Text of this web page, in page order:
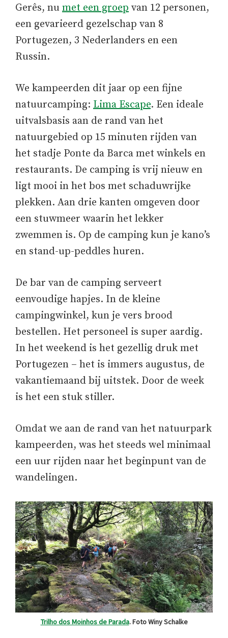
Gerês, nu met een groep van 12 personen,
een gevarieerd gezelschap van 8
Portugezen, 3 Nederlanders en een
Russin.
We kampeerden dit jaar op een fijne
natuurcamping: Lima Escape. Een ideale
uitvalsbasis aan de rand van het
natuurgebied op 15 minuten rijden van
het stadje Ponte da Barca met winkels en
restaurants. De camping is vrij nieuw en
ligt mooi in het bos met schaduwrijke
plekken. Aan drie kanten omgeven door
een stuwmeer waarin het lekker
zwemmen is. Op de camping kun je kano’s
en stand-up-peddles huren.
De bar van de camping serveert
eenvoudige hapjes. In de kleine
campingwinkel, kun je vers brood
bestellen. Het personeel is super aardig.
In het weekend is het gezellig druk met
Portugezen – het is immers augustus, de
vakantiemaand bij uitstek. Door de week
is het een stuk stiller.
Omdat we aan de rand van het natuurpark
kampeerden, was het steeds wel minimaal
een uur rijden naar het beginpunt van de
wandelingen.
Trilho dos Moinhos de Parada. Foto Winy Schalke